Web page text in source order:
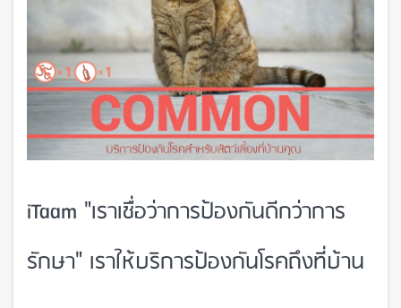
iTaam "เราเชื่อว่าการป้องกันดีกว่าการ
รักษา" เราให้บริการป้องกันโรคถึงที่บ้าน